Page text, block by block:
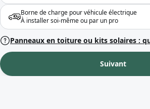
Borne de charge pour véhicule électrique
À installer soi-même ou par un pro
Panneaux en toiture ou kits solaires :
Suivant